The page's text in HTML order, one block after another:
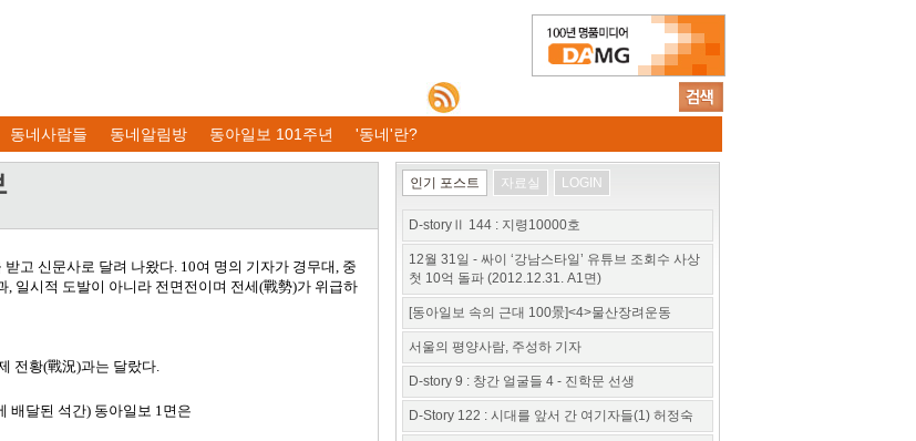
동네사람들 동네알림방 동아일보 101주년 '동네'란?
고 신문사로 달려 나왔다. 10여 명의 기자가 경무대, 중
, 일시적 도발이 아니라 전면전이며 전세(戰勢)가 위급하
전황(戰況)과는 달랐다.
배달된 석간) 동아일보 1면은
인기 포스트 자료실 LOGIN
D-storyⅡ 144 : 지령10000호
12월 31일 - 싸이 ‘강남스타일’ 유튜브 조회수 사상
첫 10억 돌파 (2012.12.31. A1면)
[동아일보 속의 근대 100景]<4>물산장려운동
서울의 평양사람, 주성하 기자
D-story 9 : 창간 얼굴들 4 - 진학문 선생
D-Story 122 : 시대를 앞서 간 여기자들(1) 허정숙